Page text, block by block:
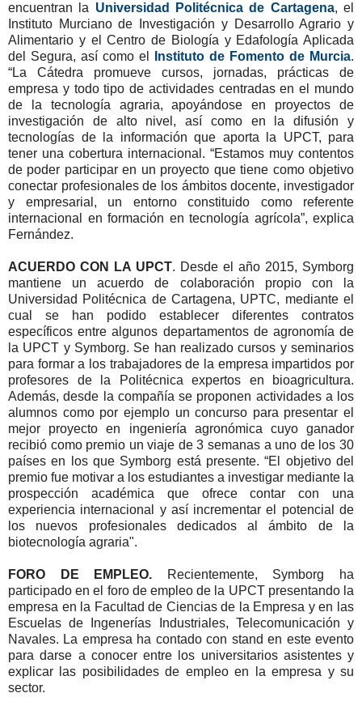
encuentran la Universidad Politécnica de Cartagena, el
Instituto Murciano de Investigación y Desarrollo Agrario y
Alimentario y el Centro de Biología y Edafología Aplicada
del Segura, así como el
Instituto de Fomento de Murcia.
“La Cátedra promueve cursos, jornadas, prácticas de
empresa y todo tipo de actividades centradas en el mundo
de la tecnología agraria, apoyándose en proyectos de
investigación de alto nivel, así como en la difusión y
tecnologías de la información que aporta la UPCT, para
tener una cobertura internacional. “Estamos muy contentos
de poder participar en un proyecto que tiene como objetivo
conectar profesionales de los ámbitos docente, investigador
y empresarial, un entorno constituido como referente
internacional en formación en tecnología agrícola”, explica
Fernández.
ACUERDO CON LA UPCT. Desde el año 2015, Symborg
mantiene un acuerdo de colaboración propio con la
Universidad Politécnica de Cartagena, UPTC, mediante el
cual se han podido establecer diferentes contratos
específicos entre algunos departamentos de agronomía de
la UPCT y Symborg. Se han realizado cursos y seminarios
para formar a los trabajadores de la empresa impartidos por
profesores de la Politécnica expertos en bioagricultura.
Además, desde la compañía se proponen actividades a los
alumnos como por ejemplo un concurso para presentar el
mejor proyecto en ingeniería agronómica cuyo ganador
recibió como premio un viaje de 3 semanas a uno de los 30
países en los que Symborg está presente. “El objetivo del
premio fue motivar a los estudiantes a investigar mediante la
prospección académica que ofrece contar con una
experiencia internacional y así incrementar el potencial de
los nuevos profesionales dedicados al ámbito de la
biotecnología agraria".
FORO DE EMPLEO.
Recientemente, Symborg ha
participado en el foro de empleo de la UPCT presentando la
empresa en la Facultad de Ciencias de la Empresa y en las
Escuelas de Ingenerías Industriales, Telecomunicación y
Navales. La empresa ha contado con stand en este evento
para darse a conocer entre los universitarios asistentes y
explicar las posibilidades de empleo en la empresa y su
sector.